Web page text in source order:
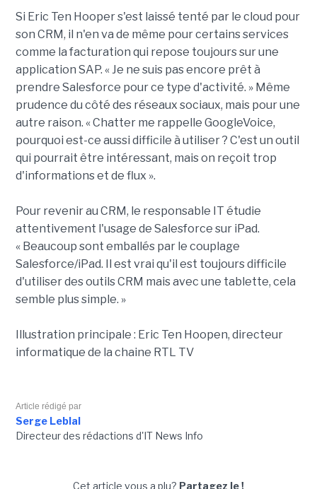
Si Eric Ten Hooper s'est laissé tenté par le cloud pour
son CRM, il n'en va de même pour certains services
comme la facturation qui repose toujours sur une
application SAP. « Je ne suis pas encore prêt à
prendre Salesforce pour ce type d'activité. » Même
prudence du côté des réseaux sociaux, mais pour une
autre raison. « Chatter me rappelle GoogleVoice,
pourquoi est-ce aussi difficile à utiliser ? C'est un outil
qui pourrait être intéressant, mais on reçoit trop
d'informations et de flux ».
Pour revenir au CRM, le responsable IT étudie
attentivement l'usage de Salesforce sur iPad.
« Beaucoup sont emballés par le couplage
Salesforce/iPad. Il est vrai qu'il est toujours difficile
d'utiliser des outils CRM mais avec une tablette, cela
semble plus simple. »
Illustration principale : Eric Ten Hoopen, directeur
informatique de la chaine RTL TV
Article rédigé par
Serge Leblal
Directeur des rédactions d'IT News Info
Cet article vous a plu? Partagez le !